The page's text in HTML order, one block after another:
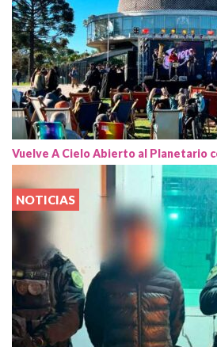
Vuelve A Cielo Abierto al Planetario
NOTICIAS